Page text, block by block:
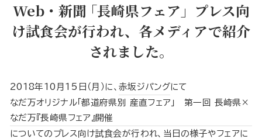
Web・新聞 ｢長崎県フェア」プレス向
け試食会が行われ、各メディアで紹介
されました。
2018年10月15日（月）に、 赤坂ジパングにて
なだ万オリジナル「都道府県別 産直フェア」 第一回 長崎県×
なだ万『長崎県フェア』開催
についてのプレス向け試食会が行われ、当日の様子やフェアに